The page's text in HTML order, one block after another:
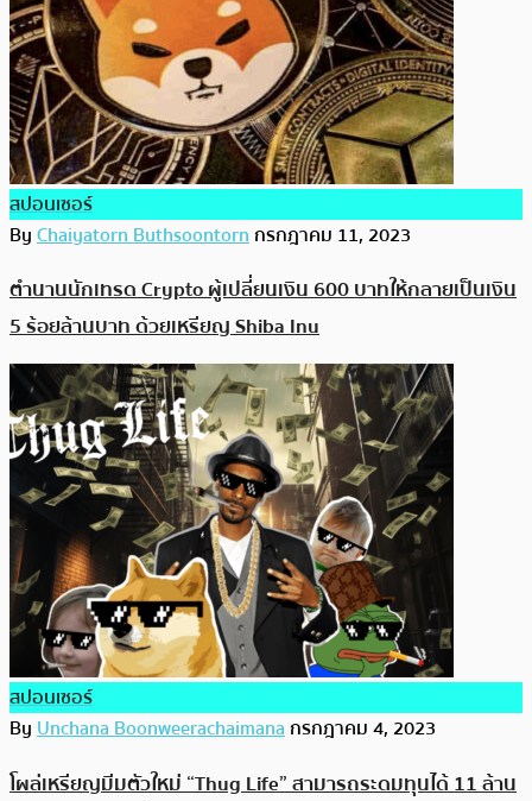
สปอนเซอร์
ByChaiyatorn Buthsoontornกรกฎาคม 11, 2023
ตำนานนักเทรด Crypto ผู้เปลี่ยนเงิน 600 บาทให้กลายเป็นเงิน
5 ร้อยล้านบาท ด้วยเหรียญ Shiba Inu
สปอนเซอร์
ByUnchana Boonweerachaimanaกรกฎาคม 4, 2023
โผล่เหรียญมีมตัวใหม่ “Thug Life” สามารถระดมทุนได้ 11 ล้าน